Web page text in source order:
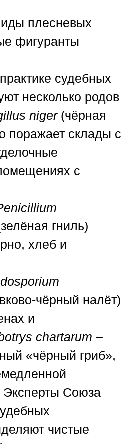
плесневых
фигуранты
судебных
несколько родов
niger(чёрная
поражает склады с
с
гниль)
хлеб и
чёрный налёт)
и
chartarum –
«чёрный гриб»,
Эксперты Союза
чистые